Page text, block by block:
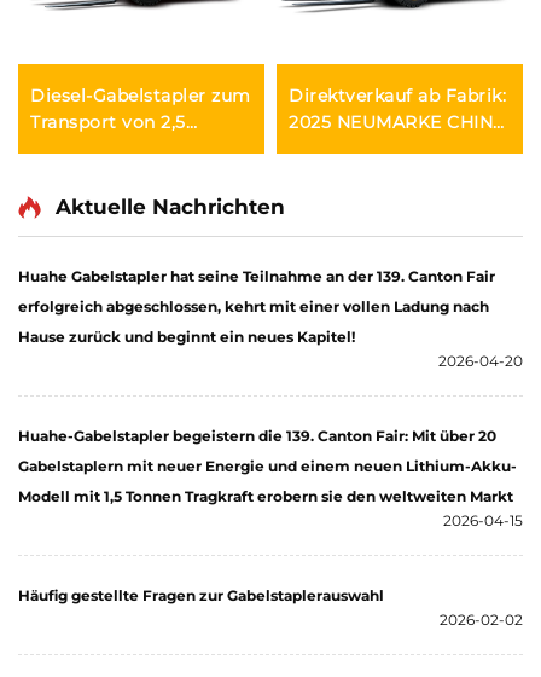
Diesel-Gabelstapler zum
Transport von 2,5
Tonnen Gütern mit
und Entladung bis zu
Direktverkauf ab Fabrik:
2025 NEUMARKE CHINA
HUAHE, 4-Rad-Diesel-
Aktuelle Nachrichten
Huahe Gabelstapler hat seine Teilnahme an der 139. Canton Fair
erfolgreich abgeschlossen, kehrt mit einer vollen Ladung nach
Hause zurück und beginnt ein neues Kapitel!
2026-04-20
Huahe-Gabelstapler begeistern die 139. Canton Fair: Mit über 20
Gabelstaplern mit neuer Energie und einem neuen Lithium-Akku-
Modell mit 1,5 Tonnen Tragkraft erobern sie den weltweiten Markt
2026-04-15
Häufig gestellte Fragen zur Gabelstaplerauswahl
2026-02-02